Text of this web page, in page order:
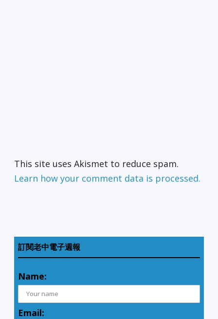
This site uses Akismet to reduce spam.
Learn how your comment data is processed.
訂閱老中電子週報
Name:
Email: